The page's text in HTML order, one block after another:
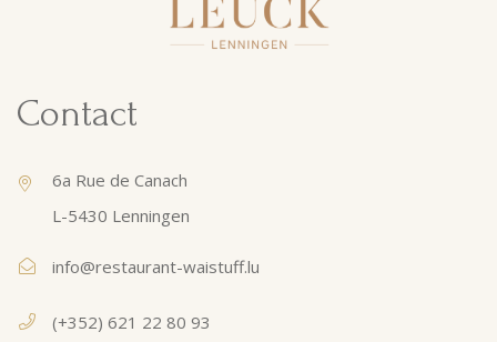
Contact
6a Rue de Canach
L-5430 Lenningen
info@restaurant-waistuff.lu
(+352) 621 22 80 93